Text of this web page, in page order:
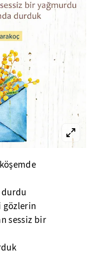
gözlerin
sessiz bir